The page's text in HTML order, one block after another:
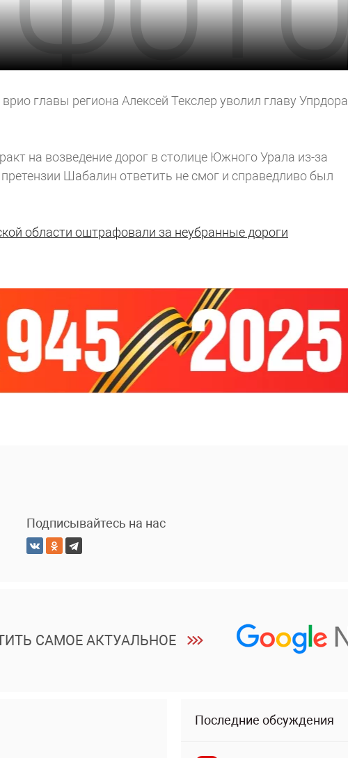
главы региона Алексей Текслер уволил главу Упрдора
на возведение дорог в столице Южного Урала из-за
Шабалин ответить не смог и справедливо был
области оштрафовали за неубранные дороги
Подписывайтесь на нас
САМОЕ АКТУАЛЬНОЕ
Последние обсуждения